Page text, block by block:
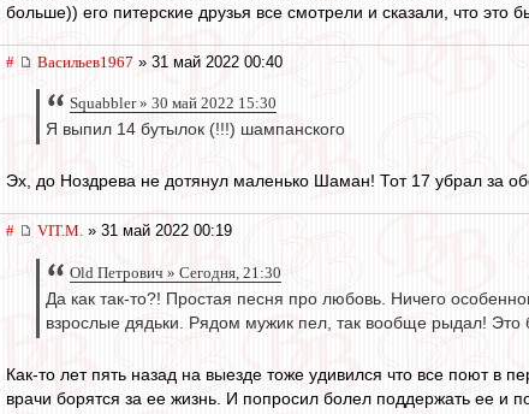
больше)) его питерские друзья все смотрели и сказали, что это
# Васильев1967 » 31 май 2022 00:40
Squabbler » 30 май 2022 15:30
Я выпил 14 бутылок (!!!) шампанского
Эх, до Ноздрева не дотянул маленько Шаман! Тот 17 убрал за
# VIT.M. » 31 май 2022 00:19
Old Петрович » Сегодня, 21:30
Да как так-то?! Простая песня про любовь. Ничего
взрослые дядьки. Рядом мужик пел, так вообще рыдал!
Как-то лет пять назад на выезде тоже удивился что все поют в
врачи борятся за ее жизнь. И попросил болел поддержать ее и